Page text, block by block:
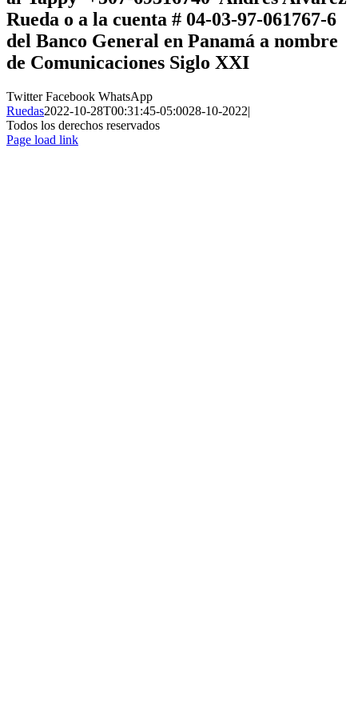
Rueda o a la cuenta # 04-03-97-061767-6
del Banco General en Panamá a nombre
de Comunicaciones Siglo XXI
TwitterFacebook WhatsApp
Ruedas2022-10-28T00:31:45-05:0028-10-2022|
Todos los derechos reservados
Page load link